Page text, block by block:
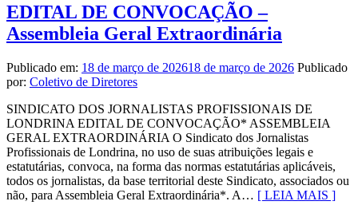
EDITAL DE CONVOCAÇÃO –
Assembleia Geral Extraordinária
Publicado em: 18 de março de 202618 de março de 2026 Publicado
por: Coletivo de Diretores
SINDICATO DOS JORNALISTAS PROFISSIONAIS DE
LONDRINA EDITAL DE CONVOCAÇÃO* ASSEMBLEIA
GERAL EXTRAORDINÁRIA O Sindicato dos Jornalistas
Profissionais de Londrina, no uso de suas atribuições legais e
estatutárias, convoca, na forma das normas estatutárias aplicáveis,
todos os jornalistas, da base territorial deste Sindicato, associados ou
não, para Assembleia Geral Extraordinária*. A… [ LEIA MAIS ]